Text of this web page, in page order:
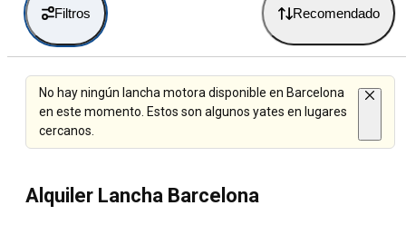
Filtros Recomendado
No hay ningún lancha motora disponible en Barcelona
en este momento. Estos son algunos yates en lugares
cercanos.
Alquiler Lancha Barcelona